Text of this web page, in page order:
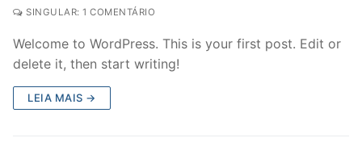
SINGULAR: 1 COMENTÁRIO
Welcome to WordPress. This is your first post. Edit or
delete it, then start writing!
LEIA MAIS →